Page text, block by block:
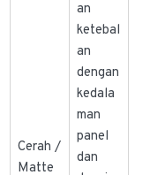
Cerah /
Matte
an
ketebal
an
dengan
kedala
man
panel
dan